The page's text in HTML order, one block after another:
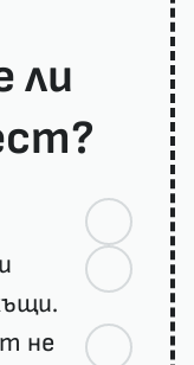
ли
не